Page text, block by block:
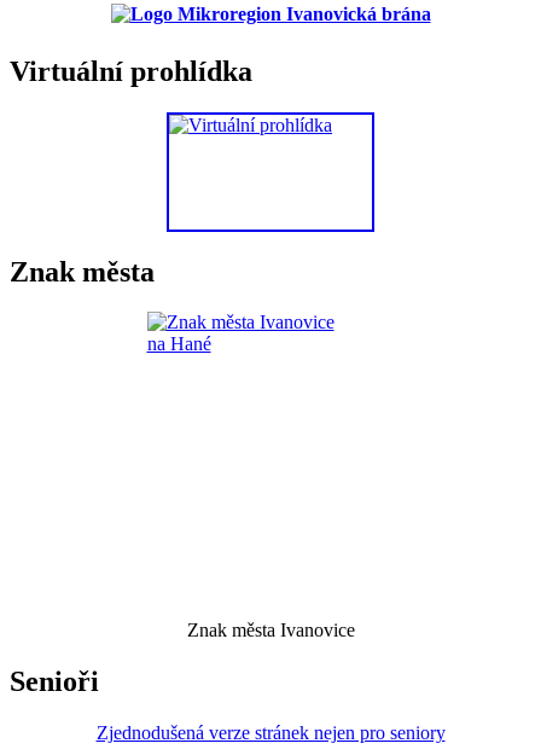
Virtuální prohlídka
Znak města
Znak města Ivanovice
Senioři
Zjednodušená verze stránek nejen pro seniory